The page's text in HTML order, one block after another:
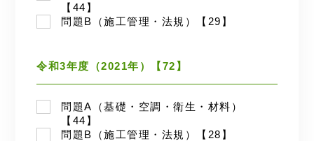
【44】
問題B（施工管理・法規）【29】
令和3年度（2021年）【72】
問題A（基礎・空調・衛生・材料）
【44】
問題B（施工管理・法規）【28】